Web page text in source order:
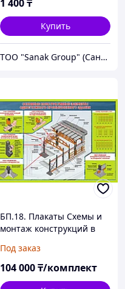
1 400₸
Купить
ТОО "Sanak Group" (Санак групп)
БП.18. Плакаты Схемы и
монтаж конструкций в
60х90 см, 40 шт
Под заказ
104 000₸/комплект